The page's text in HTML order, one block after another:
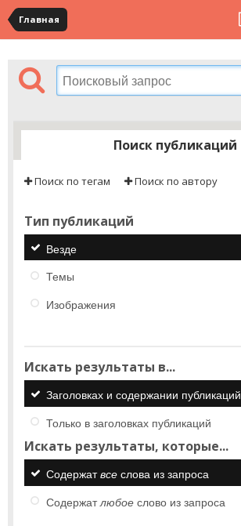
Главная
Поиск публикаций
Поиск по тегам Поиск по автору
Тип публикаций
Везде
Темы
Изображения
Искать результаты в...
Заголовках и содержании публикаций
Только в заголовках публикаций
Искать результаты, которые...
Содержатвсе слова из запроса
Содержатлюбое слово из запроса